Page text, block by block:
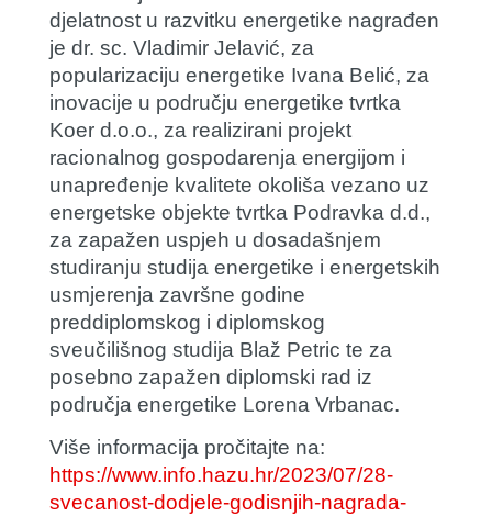
djelatnost u razvitku energetike nagrađen
je dr. sc. Vladimir Jelavić, za
popularizaciju energetike Ivana Belić, za
inovacije u području energetike tvrtka
Koer d.o.o., za realizirani projekt
racionalnog gospodarenja energijom i
unapređenje kvalitete okoliša vezano uz
energetske objekte tvrtka Podravka d.d.,
za zapažen uspjeh u dosadašnjem
studiranju studija energetike i energetskih
usmjerenja završne godine
preddiplomskog i diplomskog
sveučilišnog studija Blaž Petric te za
posebno zapažen diplomski rad iz
područja energetike Lorena Vrbanac.
Više informacija pročitajte na:
https://www.info.hazu.hr/2023/07/28-
svecanost-dodjele-godisnjih-nagrada-